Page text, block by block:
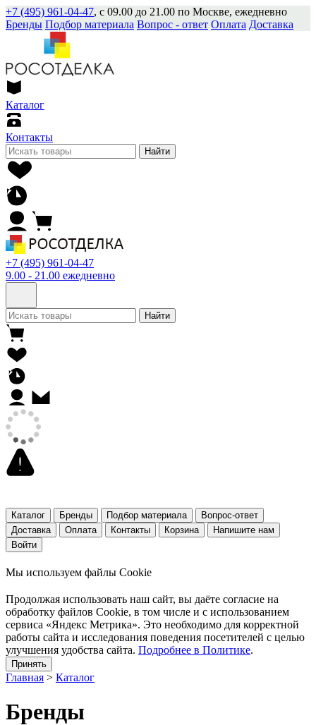
+7 (495) 961-04-47, с 09.00 до 21.00 по Москве, ежедневно
Бренды Подбор материала Вопрос - ответ Оплата Доставка
Каталог
Контакты
Найти
+7 (495) 961-04-47
9.00 - 21.00 ежедневно
Найти
Каталог Бренды Подбор материала
Вопрос-ответ
Доставка
Оплата Контакты Корзина
Напишите нам
Войти
Мы используем файлы Cookie
Продолжая использовать наш cайт, вы даёте согласие на
обработку файлов Cookie, в том числе и с использованием
сервиса «Яндекс Метрика». Это необходимо для корректной
работы сайта и исследования поведения посетителей с целью
улучшения удобства сайта. Подробнее в Политике.
Принять
Главная > Каталог
Бренды